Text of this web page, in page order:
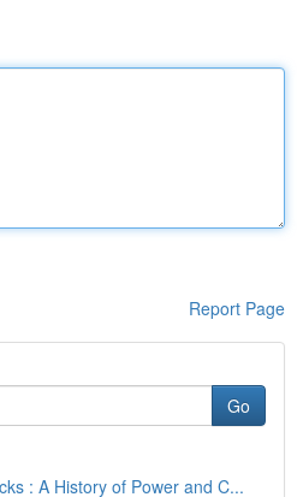
Report Page
Go
: A History of Power and C...